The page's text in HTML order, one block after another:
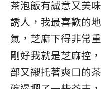
茶泡飯有誠意又美
誘人，我最喜歡的
氣，芝麻下得非常
剛好我就是芝麻控
部又襯托著爽口的